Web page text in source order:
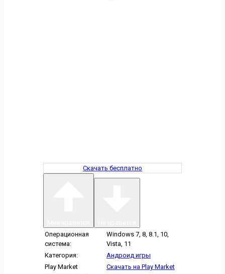
Скачать бесплатно
Операционная
система:
Windows 7, 8, 8.1, 10,
Vista, 11
Категория:
Андроид игры
Play Market
Скачать на Play Market